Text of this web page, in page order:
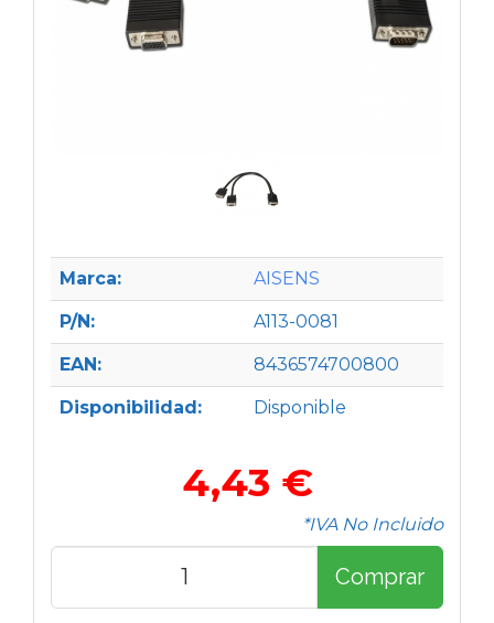
Marca: AISENS
P/N: A113-0081
EAN: 8436574700800
Disponibilidad: Disponible
4,43 €
*IVA No Incluido
Comprar